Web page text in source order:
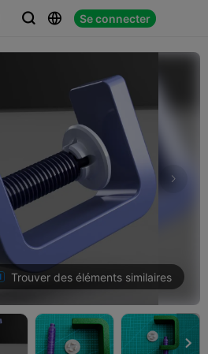
  Se connecter
 
Trouver des éléments similaires
